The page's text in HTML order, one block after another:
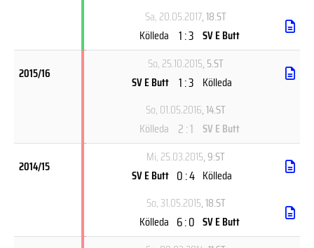
Sa, 20.05.2017, 18.ST
Kölleda 1 : 3 SV E Butt
2015/16
So, 25.10.2015, 5.ST
SV E Butt 1 : 3 Kölleda
So, 01.05.2016, 14.ST
Kölleda 2 : 1 SV E Butt
2014/15
Mi, 25.03.2015, 9.ST
SV E Butt 0 : 4 Kölleda
So, 31.05.2015, 18.ST
Kölleda 6 : 0 SV E Butt